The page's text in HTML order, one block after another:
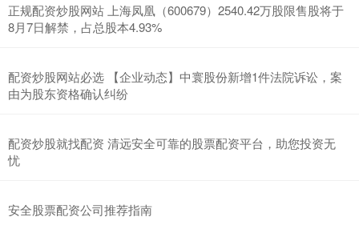
正规配资炒股网站 上海凤凰（600679）2540.42万股限售股将于
8月7日解禁，占总股本4.93%
配资炒股网站必选 【企业动态】中寰股份新增1件法院诉讼，案
由为股东资格确认纠纷
配资炒股就找配资 清远安全可靠的股票配资平台，助您投资无
忧
安全股票配资公司推荐指南